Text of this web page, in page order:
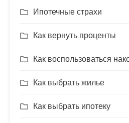
Ипотечные страхи
Как вернуть проценты
Как воспользоваться
Как выбрать жилье
Как выбрать ипотеку